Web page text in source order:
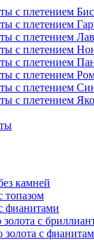
с плетением
с плетением
с плетением Лав
с плетением
с плетением
с плетением
с плетением
с плетением
камней
топазом
фианитами
с
золота с